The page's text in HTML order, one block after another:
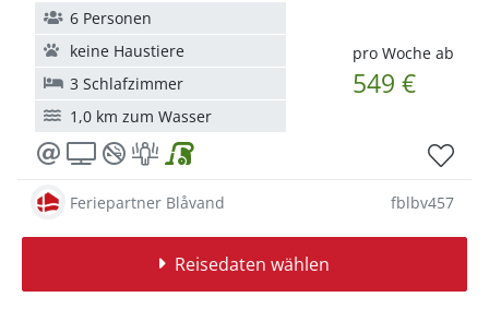
pro Woche ab
549 €
6 Personen
keine Haustiere
3 Schlafzimmer
1,0 km zum Wasser
Feriepartner Blåvand fblbv457
Reisedaten wählen